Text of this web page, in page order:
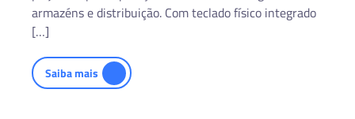
Opções de teclado físico projetadas para entrada rápida e
precisa de dados em operações logísticas.
armazéns e distribuição. Com teclado físico integrado
[…]
Saiba mais